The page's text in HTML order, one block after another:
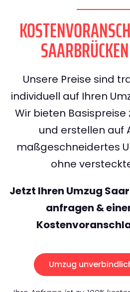
Unsere Preise sind
individuell auf Ihren
Wir bieten Basispreise
und erstellen auf
maßgeschneidertes
ohne
Jetzt Ihren Umzug
anfragen &
Umzug